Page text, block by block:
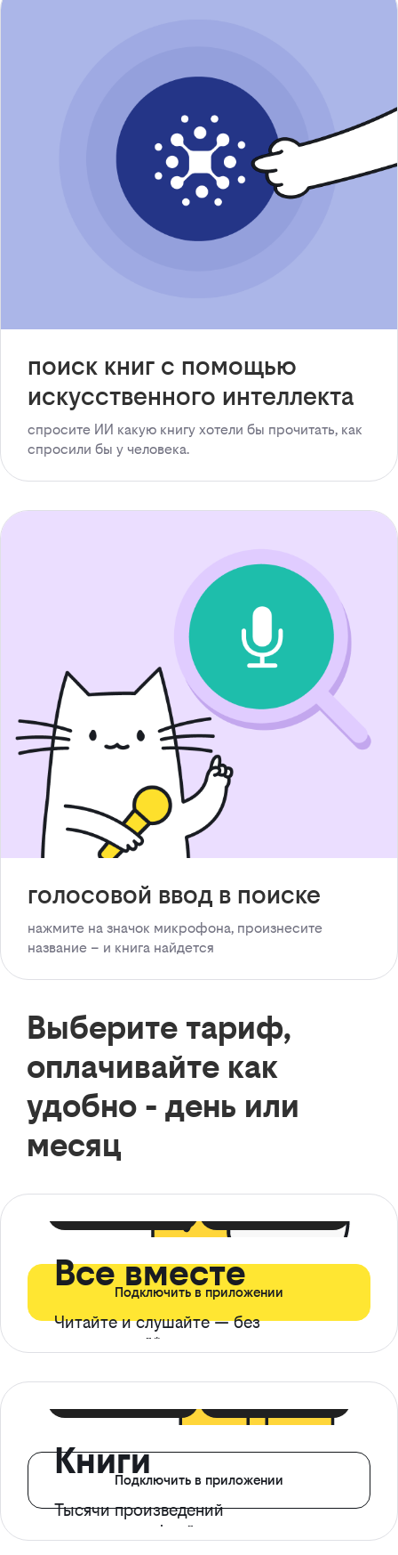
поиск книг с помощью
искусственного интеллекта
спросите ИИ какую книгу хотели бы прочитать, как
спросили бы у человека.
голосовой ввод в поиске
нажмите на значок микрофона, произнесите
название – и книга найдется
Выберите тариф,
оплачивайте как
удобно - день или
месяц
Все вместе
Читайте и слушайте — без
ограничений*
Подключить в приложении
Книги
Тысячи произведений
с доступом офлайн
Подключить в приложении